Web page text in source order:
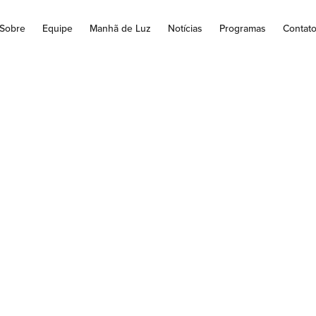
Sobre Equipe Manhã de Luz Notícias Programas Contato